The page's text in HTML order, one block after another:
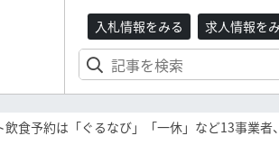
入札情報をみる 求人情報を
食予約は「ぐるなび」「一休」など13事業